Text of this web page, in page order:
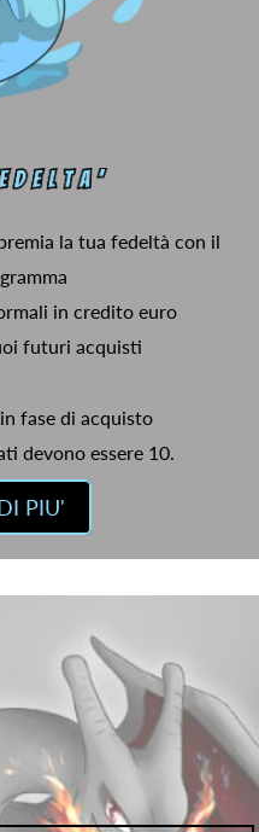
la tua fedeltà con il
in credito euro
futuri acquisti
fase di acquisto
devono essere 10.
PIU'